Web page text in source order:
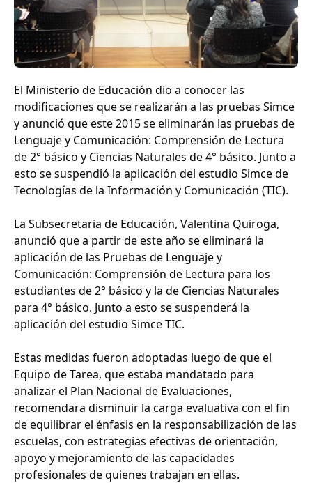
El Ministerio de Educación dio a conocer las
modificaciones que se realizarán a las pruebas Simce
y anunció que este 2015 se eliminarán las pruebas de
Lenguaje y Comunicación: Comprensión de Lectura
de 2° básico y Ciencias Naturales de 4° básico. Junto a
esto se suspendió la aplicación del estudio Simce de
Tecnologías de la Información y Comunicación (TIC).
La Subsecretaria de Educación, Valentina Quiroga,
anunció que a partir de este año se eliminará la
aplicación de las Pruebas de Lenguaje y
Comunicación: Comprensión de Lectura para los
estudiantes de 2° básico y la de Ciencias Naturales
para 4° básico. Junto a esto se suspenderá la
aplicación del estudio Simce TIC.
Estas medidas fueron adoptadas luego de que el
Equipo de Tarea, que estaba mandatado para
analizar el Plan Nacional de Evaluaciones,
recomendara disminuir la carga evaluativa con el fin
de equilibrar el énfasis en la responsabilización de las
escuelas, con estrategias efectivas de orientación,
apoyo y mejoramiento de las capacidades
profesionales de quienes trabajan en ellas.